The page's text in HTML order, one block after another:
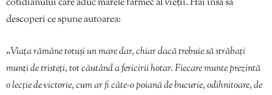
cotidianului care aduc marele farmec al vieții. Hai însă să
descoperi ce spune autoarea:
„Viața rămâne totuși un mare dar, chiar dacă trebuie să străbați
munți de tristeți, tot căutând a fericirii hotar. Fiecare munte prezintă
o lecție de victorie, cum ar fi câte-o poiană de bucurie, odihnitoare, de